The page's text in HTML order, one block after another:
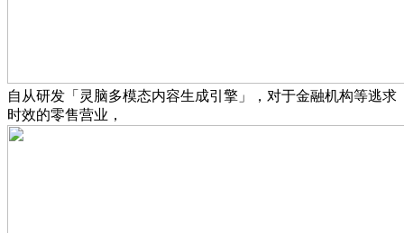
自从研发「灵脑多模态内容生成引擎」，对于金融机构等逃求
时效的零售营业，